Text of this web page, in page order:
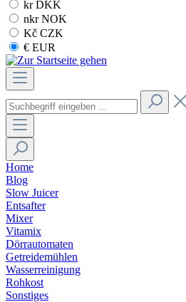
kr DKK
nkr NOK
Kč CZK
€ EUR
Home
Blog
Slow Juicer
Entsafter
Mixer
Vitamix
Dörrautomaten
Getreidemühlen
Wasserreinigung
Rohkost
Sonstiges